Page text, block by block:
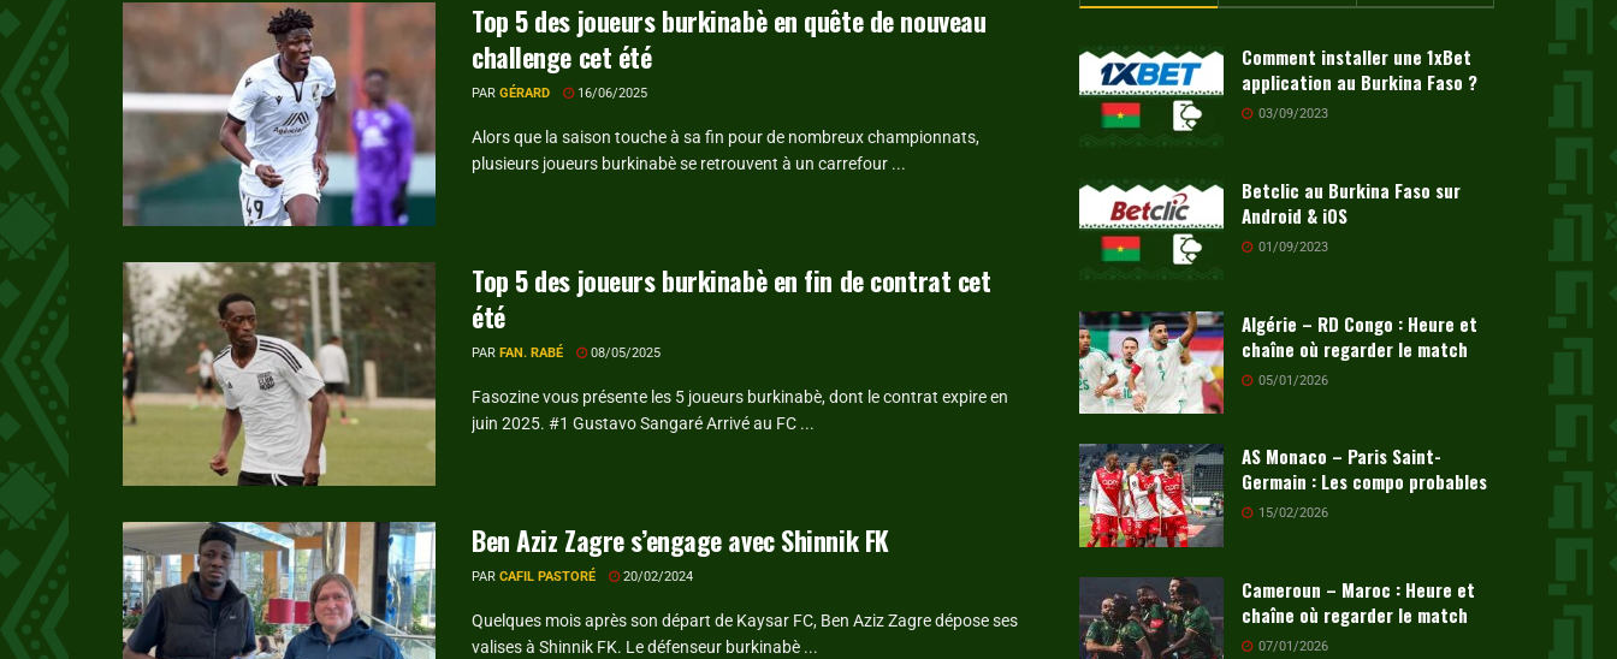
Top 5 des joueurs burkinabè en quête de nouveau
challenge cet été
PAR GÉRARD 16/06/2025
Alors que la saison touche à sa fin pour de nombreux championnats,
plusieurs joueurs burkinabè se retrouvent à un carrefour ...
Top 5 des joueurs burkinabè en fin de contrat cet
été
PAR FAN. RABÉ 08/05/2025
Fasozine vous présente les 5 joueurs burkinabè, dont le contrat expire en
juin 2025. #1 Gustavo Sangaré Arrivé au FC ...
Ben Aziz Zagre s’engage avec Shinnik FK
PAR CAFIL PASTORÉ 20/02/2024
Quelques mois après son départ de Kaysar FC, Ben Aziz Zagre dépose ses
valises à Shinnik FK. Le défenseur burkinabè ...
Comment installer une 1xBet
application au Burkina Faso ?
03/09/2023
Betclic au Burkina Faso sur
Android & iOS
01/09/2023
Algérie – RD Congo : Heure et
chaîne où regarder le match
05/01/2026
AS Monaco – Paris Saint-
Germain : Les compo probables
15/02/2026
Cameroun – Maroc : Heure et
chaîne où regarder le match
07/01/2026